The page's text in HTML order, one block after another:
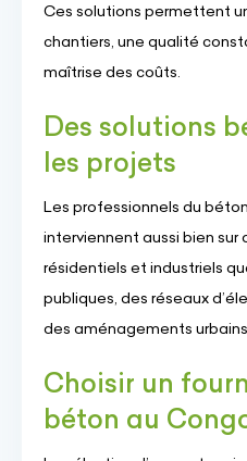
Ces solutions permettent
chantiers, une qualité
maîtrise des coûts.
Des solutions
les projets
Les professionnels du
interviennent aussi bien
résidentiels et industriels
publiques, des réseaux
des aménagements
Choisir un
béton au